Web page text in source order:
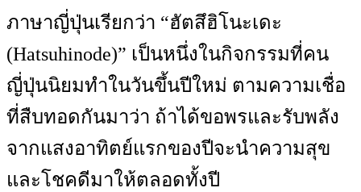
ภาษาญี่ปุ่นเรียกว่า “ฮัตสึฮิโนะเดะ
(Hatsuhinode)” เป็นหนึ่งในกิจกรรมที่คน
ญี่ปุ่นนิยมทำในวันขึ้นปีใหม่ ตามความเชื่อ
ที่สืบทอดกันมาว่า ถ้าได้ขอพรและรับพลัง
จากแสงอาทิตย์แรกของปีจะนำความสุข
และโชคดีมาให้ตลอดทั้งปี